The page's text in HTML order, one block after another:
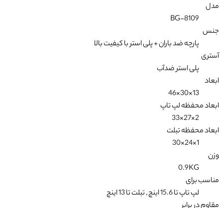
مدل
BG-8109
جنس
پارچه ضد باران + پلی استر با کیفیت بالا
آستری
پلی استر ضدآب
ابعاد
13×30×46
ابعاد محفظه لپ تاپ
2×27×33
ابعاد محفظه تبلت
1×24×30
وزن
0.9KG
مناسب برای
لپ تاپ تا 15.6 اینچ , تبلت تا 13 اینچ